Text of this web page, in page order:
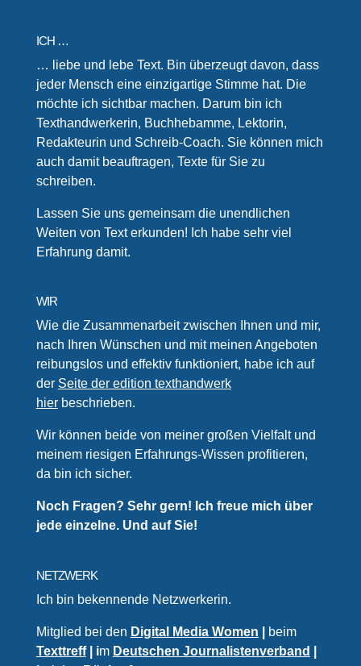
ICH …
… liebe und lebe Text. Bin überzeugt davon, dass
jeder Mensch eine einzigartige Stimme hat. Die
möchte ich sichtbar machen. Darum bin ich
Texthandwerkerin, Buchhebamme, Lektorin,
Redakteurin und Schreib-Coach. Sie können mich
auch damit beauftragen, Texte für Sie zu
schreiben.
Lassen Sie uns gemeinsam die unendlichen
Weiten von Text erkunden! Ich habe sehr viel
Erfahrung damit.
WIR
Wie die Zusammenarbeit zwischen Ihnen und mir,
nach Ihren Wünschen und mit meinen Angeboten
reibungslos und effektiv funktioniert, habe ich auf
der Seite der edition texthandwerk
hierbeschrieben.
Wir können beide von meiner großen Vielfalt und
meinem riesigen Erfahrungs-Wissen profitieren,
da bin ich sicher.
Noch Fragen? Sehr gern! Ich freue mich über
jede einzelne. Und auf Sie!
NETZWERK
Ich bin bekennende Netzwerkerin.
Mitglied bei den Digital Media Women
beim
Texttreff| im Deutschen Journalistenverband